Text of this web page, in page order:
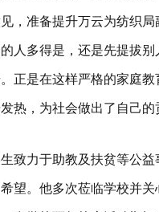
，准备提升万云为纺织
人多得是，还是先提拔
正是在这样严格的家庭
热，为社会做出了自己的
致力于助教及扶贫等公
望。他多次莅临学校并